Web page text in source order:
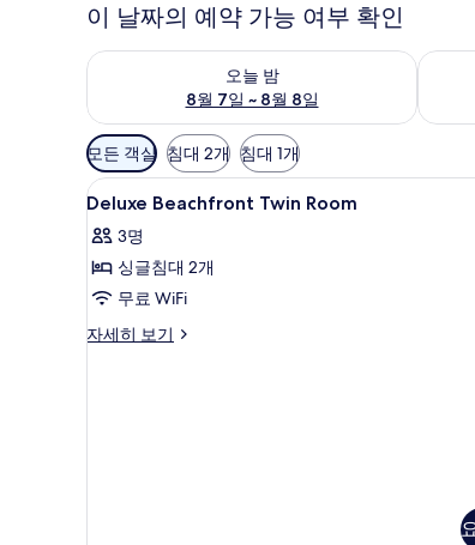
이 날짜의 예약 가능 여부 확인
오늘 밤
8월 7일 ~ 8월 8일
오늘 밤 예약 가능 여부 확인, 8월 7일 ~ 8월 8일
내일
객
실
에
사
용
가
능
한
모든 객실 침대 2개 침대 1개
Deluxe
Beachfront
Twin
Room
사
진
미니바, 객실 내 금고,
6
Deluxe Beachfront Twin Room
3명
싱글침대 2개
무료 WiFi
자세히 보기
Deluxe